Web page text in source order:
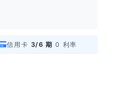
信用卡 3/6 期 0 利率